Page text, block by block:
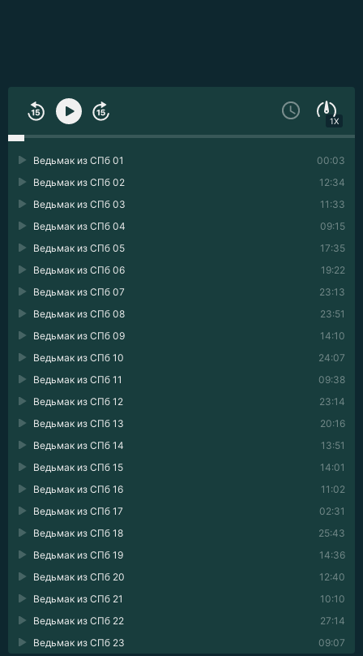
1X
00:03
Ведьмак из СПб 01
12:34
Ведьмак из СПб 02
11:33
Ведьмак из СПб 03
09:15
Ведьмак из СПб 04
17:35
Ведьмак из СПб 05
19:22
Ведьмак из СПб 06
23:13
Ведьмак из СПб 07
23:51
Ведьмак из СПб 08
14:10
Ведьмак из СПб 09
24:07
Ведьмак из СПб 10
09:38
Ведьмак из СПб 11
23:14
Ведьмак из СПб 12
20:16
Ведьмак из СПб 13
13:51
Ведьмак из СПб 14
14:01
Ведьмак из СПб 15
11:02
Ведьмак из СПб 16
02:31
Ведьмак из СПб 17
25:43
Ведьмак из СПб 18
14:36
Ведьмак из СПб 19
12:40
Ведьмак из СПб 20
10:10
Ведьмак из СПб 21
27:14
Ведьмак из СПб 22
09:07
Ведьмак из СПб 23